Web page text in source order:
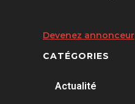
Devenez annonceur
CATÉGORIES
Actualité